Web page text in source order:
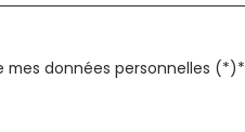
données personnelles (*)*